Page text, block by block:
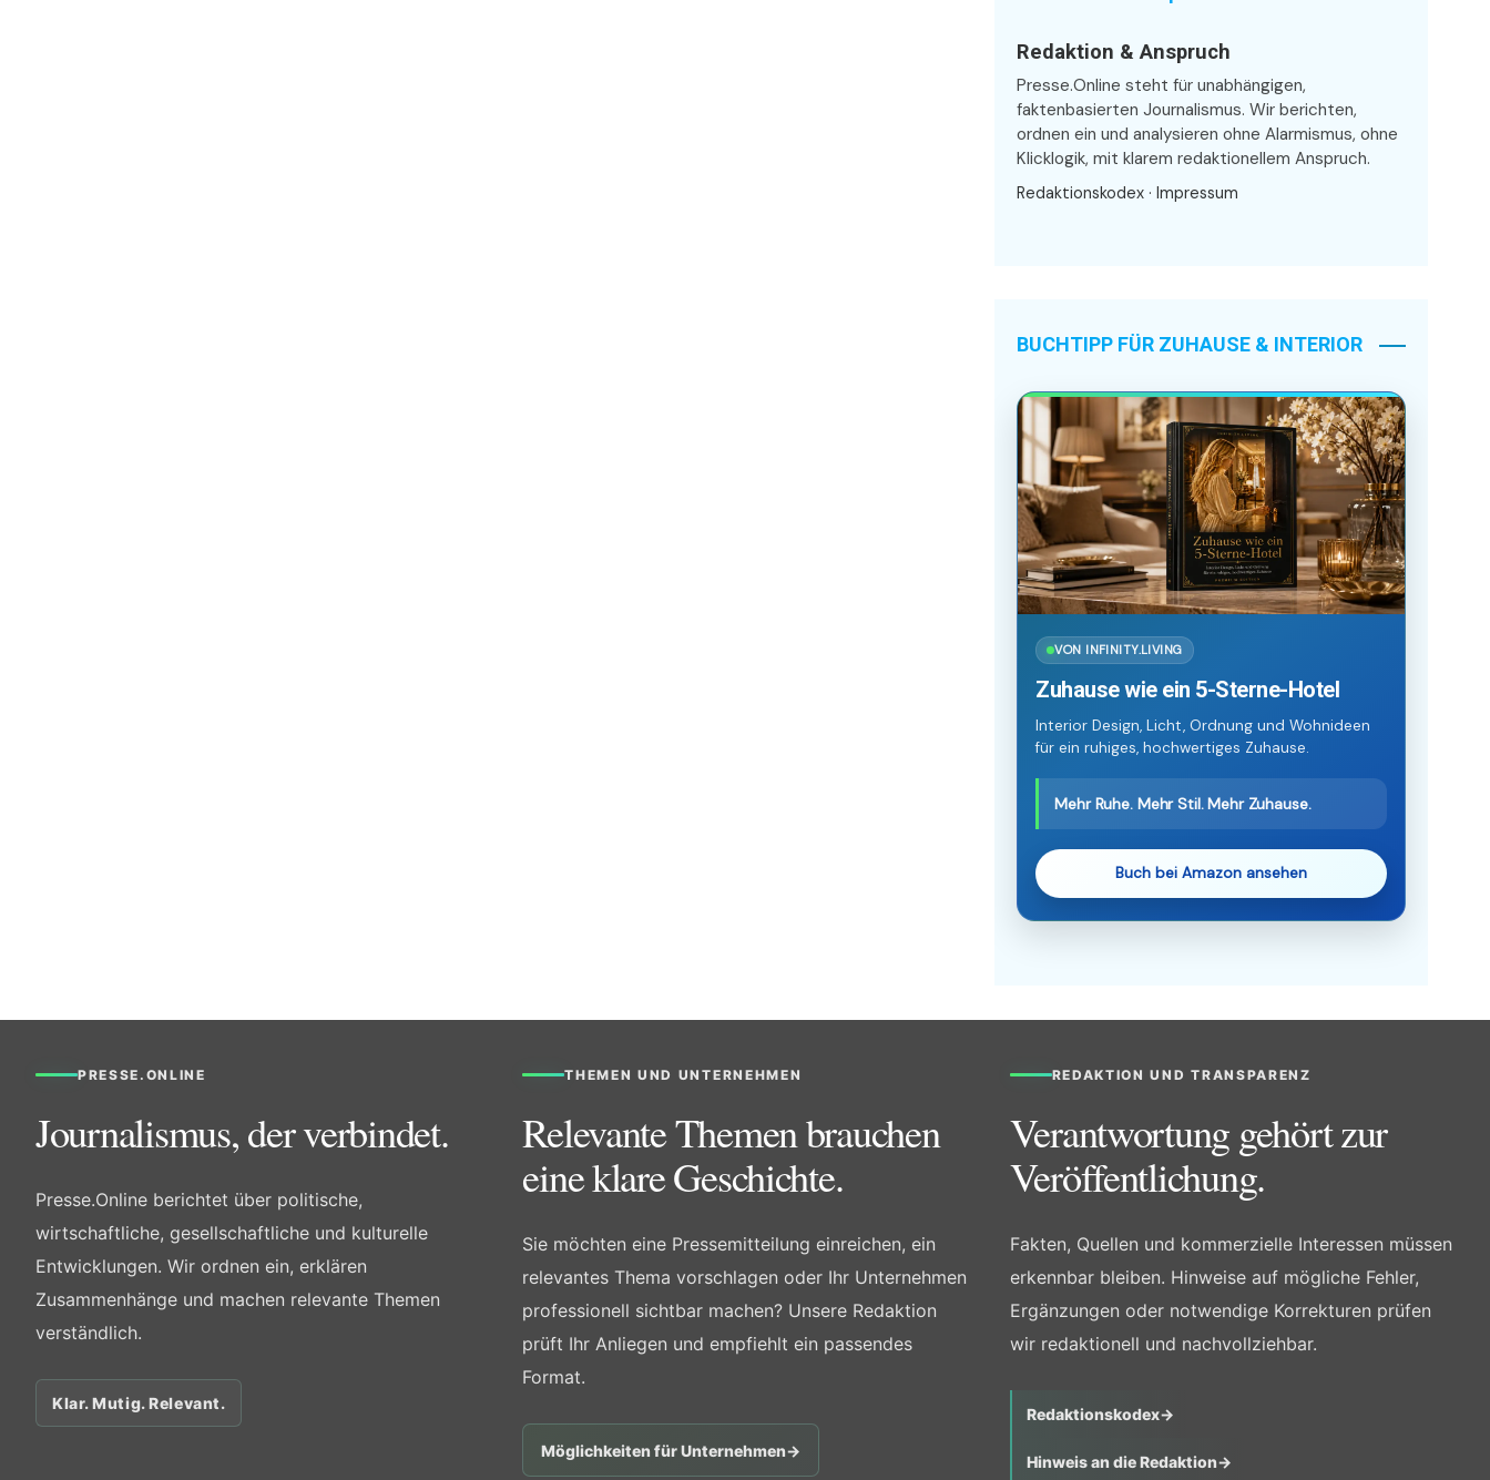
Redaktion & Anspruch
Presse.Online steht für unabhängigen,
faktenbasierten Journalismus. Wir berichten,
ordnen ein und analysieren ohne Alarmismus, ohne
Klicklogik, mit klarem redaktionellem Anspruch.
Redaktionskodex · Impressum
BUCHTIPP FÜR ZUHAUSE & INTERIOR
VON INFINITY.LIVING
Zuhause wie ein 5-Sterne-Hotel
Interior Design, Licht, Ordnung und Wohnideen
für ein ruhiges, hochwertiges Zuhause.
Mehr Ruhe. Mehr Stil. Mehr Zuhause.
Buch bei Amazon ansehen
PRESSE.ONLINE
Journalismus, der verbindet.
Presse.Online berichtet über politische,
wirtschaftliche, gesellschaftliche und kulturelle
Entwicklungen. Wir ordnen ein, erklären
Zusammenhänge und machen relevante Themen
verständlich.
Klar. Mutig. Relevant.
THEMEN UND UNTERNEHMEN
Relevante Themen brauchen
eine klare Geschichte.
Sie möchten eine Pressemitteilung einreichen, ein
relevantes Thema vorschlagen oder Ihr Unternehmen
professionell sichtbar machen? Unsere Redaktion
prüft Ihr Anliegen und empfiehlt ein passendes
Format.
Möglichkeiten für Unternehmen→
REDAKTION UND TRANSPARENZ
Verantwortung gehört zur
Veröffentlichung.
Fakten, Quellen und kommerzielle Interessen müssen
erkennbar bleiben. Hinweise auf mögliche Fehler,
Ergänzungen oder notwendige Korrekturen prüfen
wir redaktionell und nachvollziehbar.
Redaktionskodex→
Hinweis an die Redaktion→